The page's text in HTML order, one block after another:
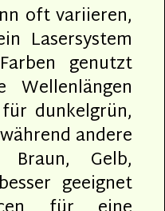
oft variieren,
Lasersystem
genutzt
Wellenlängen
dunkelgrün,
andere
Braun, Gelb,
geeignet